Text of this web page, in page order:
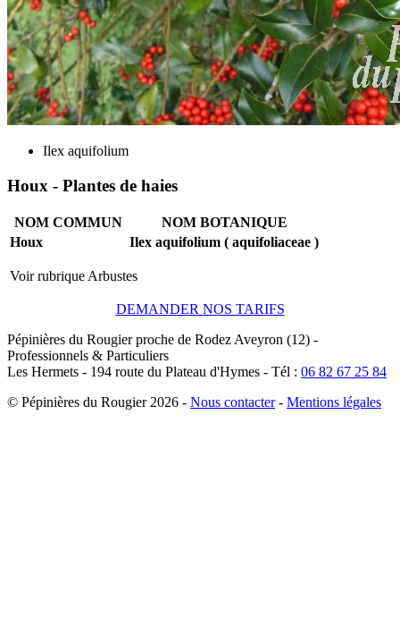
Ilex aquifolium
Houx - Plantes de haies
NOM COMMUN
NOM BOTANIQUE
Houx
Ilex aquifolium ( aquifoliaceae )
Voir rubrique Arbustes
DEMANDER NOS TARIFS
Pépinières du Rougier proche de RodezAveyron (12) -
Professionnels & Particuliers
Les Hermets - 194 route du Plateau d'Hymes - Tél : 06 82 67 25 84
© Pépinières du Rougier2026 - Nous contacter- Mentions légales